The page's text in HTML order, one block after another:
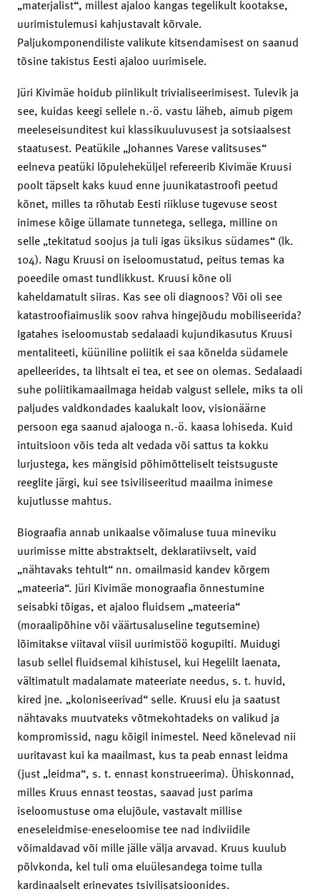
„materjalist“, millest ajaloo kangas tegelikult kootakse,
uurimistulemusi kahjustavalt kõrvale.
Paljukomponendiliste valikute kitsendamisest on saanud
tõsine takistus Eesti ajaloo uurimisele.
Jüri Kivimäe hoidub piinlikult trivialiseerimisest. Tulevik ja
see, kuidas keegi sellele n.-ö. vastu läheb, aimub pigem
meeleseisunditest kui klassikuuluvusest ja sotsiaalsest
staatusest. Peatükile „Johannes Varese valitsuses“
eelneva peatüki lõpuleheküljel refereerib Kivimäe Kruusi
poolt täpselt kaks kuud enne juunikatastroofi peetud
kõnet, milles ta rõhutab Eesti riikluse tugevuse seost
inimese kõige üllamate tunnetega, sellega, milline on
selle „tekitatud soojus ja tuli igas üksikus südames“ (lk.
104). Nagu Kruusi on iseloomustatud, peitus temas ka
poeedile omast tundlikkust. Kruusi kõne oli
kaheldamatult siiras. Kas see oli diagnoos? Või oli see
katastroofiaimuslik soov rahva hingejõudu mobiliseerida?
Igatahes iseloomustab sedalaadi kujundikasutus Kruusi
mentaliteeti, küüniline poliitik ei saa kõnelda südamele
apelleerides, ta lihtsalt ei tea, et see on olemas. Sedalaadi
suhe poliitikamaailmaga heidab valgust sellele, miks ta oli
paljudes valdkondades kaalukalt loov, visionäärne
persoon ega saanud ajalooga n.-ö. kaasa lohiseda. Kuid
intuitsioon võis teda alt vedada või sattus ta kokku
lurjustega, kes mängisid põhimõtteliselt teistsuguste
reeglite järgi, kui see tsiviliseeritud maailma inimese
kujutlusse mahtus.
Biograafia annab unikaalse võimaluse tuua mineviku
uurimisse mitte abstraktselt, deklaratiivselt, vaid
„nähtavaks tehtult“ nn. omailmasid kandev kõrgem
„mateeria“. Jüri Kivimäe monograafia õnnestumine
seisabki tõigas, et ajaloo fluidsem „mateeria“
(moraalipõhine või väärtusaluseline tegutsemine)
lõimitakse viitaval viisil uurimistöö kogupilti. Muidugi
lasub sellel fluidsemal kihistusel, kui Hegelilt laenata,
vältimatult madalamate mateeriate needus, s. t. huvid,
kired jne. „koloniseerivad“ selle. Kruusi elu ja saatust
nähtavaks muutvateks võtmekohtadeks on valikud ja
kompromissid, nagu kõigil inimestel. Need kõnelevad nii
uuritavast kui ka maailmast, kus ta peab ennast leidma
(just „leidma“, s. t. ennast konstrueerima). Ühiskonnad,
milles Kruus ennast teostas, saavad just parima
iseloomustuse oma elujõule, vastavalt millise
eneseleidmise-eneseloomise tee nad indiviidile
võimaldavad või mille jälle välja arvavad. Kruus kuulub
põlvkonda, kel tuli oma eluülesandega toime tulla
kardinaalselt erinevates tsivilisatsioonides.